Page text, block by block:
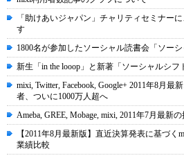
「助けあいジャパン」チャリティセミナー
す
1800名が参加したソーシャル読書会「ソー
新生「in the looop」と新著「ソーシャルシフ
mixi, Twitter, Facebook, Google+ 2011年8月最
者、ついに1000万人超へ
Ameba, GREE, Mobage, mixi, 2011年7月最新
【2011年8月最新版】直近決算発表に基づく
業績比較